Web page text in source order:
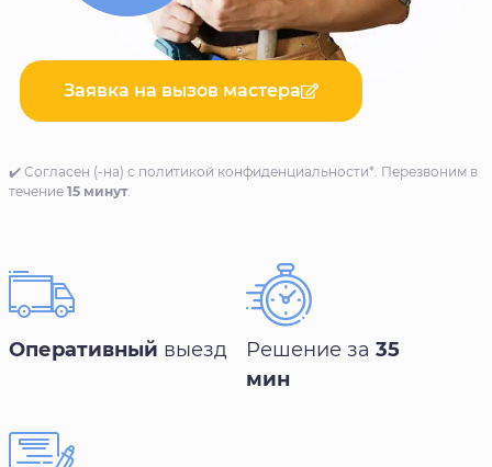
Заявка на вызов мастера
✔️ Согласен (-на) с политикой конфиденциальности*. Перезвоним в
течение 15 минут.
Оперативный выезд Решение за 35
мин